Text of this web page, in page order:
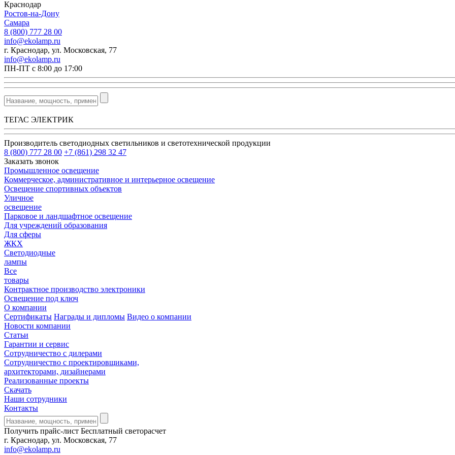
Краснодар
Ростов-на-Дону
Самара
8 (800) 777 28 00
info@ekolamp.ru
г. Краснодар, ул. Московская, 77
info@ekolamp.ru
ПН-ПТ с 8:00 до 17:00
ТЕГАС ЭЛЕКТРИК
Производитель светодиодных светильников и светотехнической продукции
8 (800) 777 28 00 +7 (861) 298 32 47
Заказать звонок
Промышленное освещение
Коммерческое, административное и интерьерное освещение
Освещение спортивных объектов
Уличное
освещение
Парковое и ландшафтное освещение
Для учреждений образования
Для сферы
ЖКХ
Светодиодные
лампы
Все
товары
Контрактное производство электроники
Освещение под ключ
О компании
Сертификаты Награды и дипломы Видео о компании
Новости компании
Статьи
Гарантии и сервис
Сотрудничество с дилерами
Сотрудничество с проектировщиками,
архитекторами, дизайнерами
Реализованные проекты
Скачать
Наши сотрудники
Контакты
Получить прайс-лист Бесплатный светорасчет
г. Краснодар, ул. Московская, 77
info@ekolamp.ru